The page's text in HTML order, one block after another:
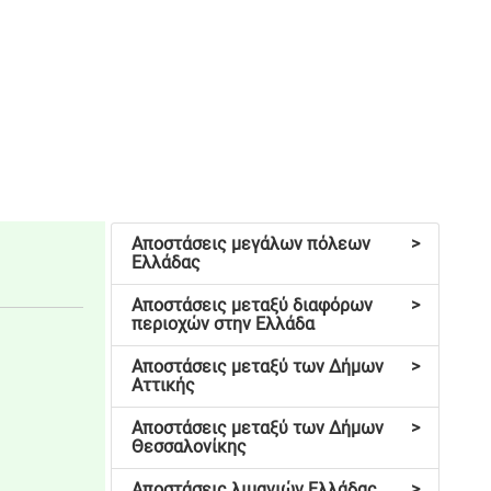
>
Αποστάσεις μεγάλων πόλεων
Ελλάδας
>
Αποστάσεις μεταξύ διαφόρων
περιοχών στην Ελλάδα
>
Αποστάσεις μεταξύ των Δήμων
Αττικής
>
Αποστάσεις μεταξύ των Δήμων
Θεσσαλονίκης